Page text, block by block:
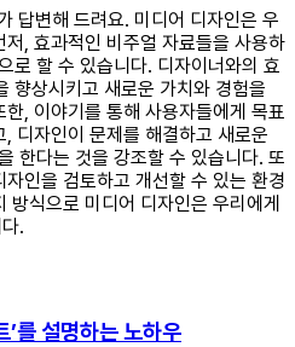
답변해 드려요. 미디어 디자인은 우
, 효과적인 비주얼 자료들을 사용하
로 할 수 있습니다. 디자이너와의 효
향상시키고 새로운 가치와 경험을
, 이야기를 통해 사용자들에게 목표
디자인이 문제를 해결하고 새로운
한다는 것을 강조할 수 있습니다. 또
인을 검토하고 개선할 수 있는 환경
방식으로 미디어 디자인은 우리에게
.
’를 설명하는 노하우